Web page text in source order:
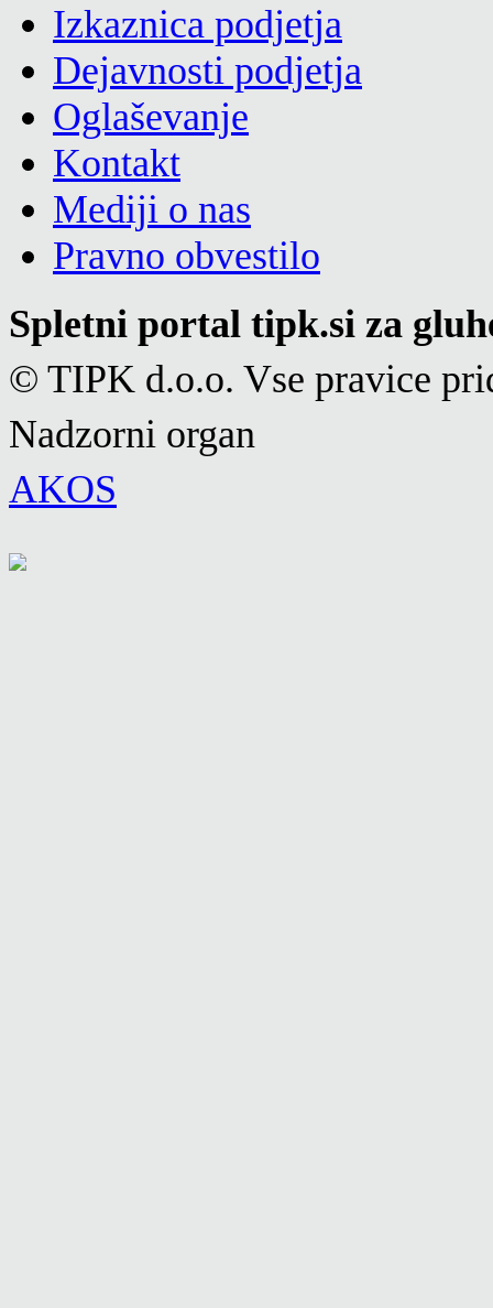
Izkaznica podjetja
Dejavnosti podjetja
Oglaševanje
Kontakt
Mediji o nas
Pravno obvestilo
Spletni portal tipk.si za
© TIPK d.o.o. Vse pravice
Nadzorni organ
AKOS